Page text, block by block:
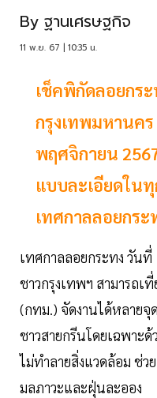
By ฐานเศรษฐกิจ
11 พ.ย. 67 | 10:35 น.
เช็คพิกัดลอยกร
กรุงเทพมหานค
พฤศจิกายน
แบบละเอียดใน
เทศกาลลอยกร
เทศกาลลอยกระทง วัน
ชาวกรุงเทพฯ สามารถเ
(กทม.) จัดงานได้หลาย
ชาวสายกรีนโดยเฉพาะด้
ไม่ทำลายสิ่งแวดล้อม ช่ว
มลภาวะและฝุ่นละออง